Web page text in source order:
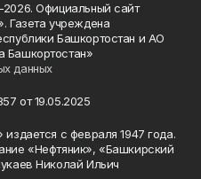
Официальный сайт
Газета учреждена
Башкортостан и АО
Башкортостан»
данных
от 19.05.2025
издается с февраля 1947 года.
«Нефтяник», «Башкирский
Николай Ильич